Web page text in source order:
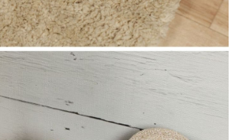
後付」時，將依據個別帳號之用戶狀況，依本公司即
額度；若仍有額度不足之情形，本公司將視審查結果
。
帳號或使用他人資訊註冊。若發現惡意使用之情形，
將有權停止該用戶之使用額度並採取法律行動。